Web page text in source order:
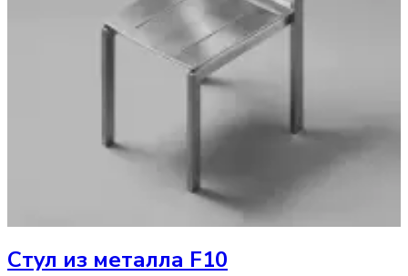
Стул из металла F10